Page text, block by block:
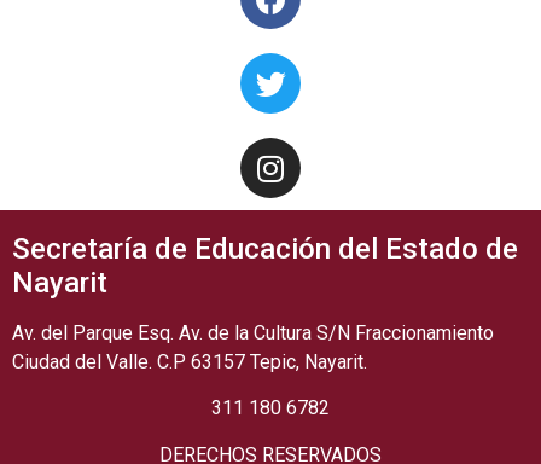
Secretaría de Educación del Estado de
Nayarit
Av. del Parque Esq. Av. de la Cultura S/N Fraccionamiento
Ciudad del Valle. C.P 63157 Tepic, Nayarit.
311 180 6782
DERECHOS RESERVADOS